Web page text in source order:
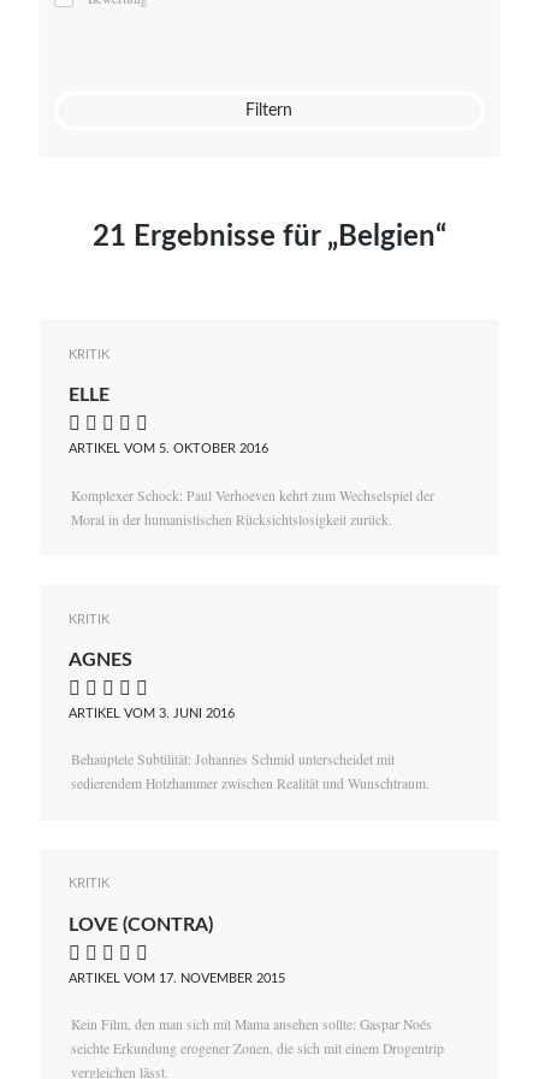
Mato von Vogelstein
Filtern
21 Ergebnisse für „Belgien“
KRITIK
ELLE
    
ARTIKEL VOM 5. OKTOBER 2016
Komplexer Schock: Paul Verhoeven kehrt zum Wechselspiel der
Moral in der humanistischen Rücksichtslosigkeit zurück.
KRITIK
AGNES
    
ARTIKEL VOM 3. JUNI 2016
Behauptete Subtilität: Johannes Schmid unterscheidet mit
sedierendem Holzhammer zwischen Realität und Wunschtraum.
KRITIK
LOVE (CONTRA)
    
ARTIKEL VOM 17. NOVEMBER 2015
Kein Film, den man sich mit Mama ansehen sollte: Gaspar Noés
seichte Erkundung erogener Zonen, die sich mit einem Drogentrip
vergleichen lässt.